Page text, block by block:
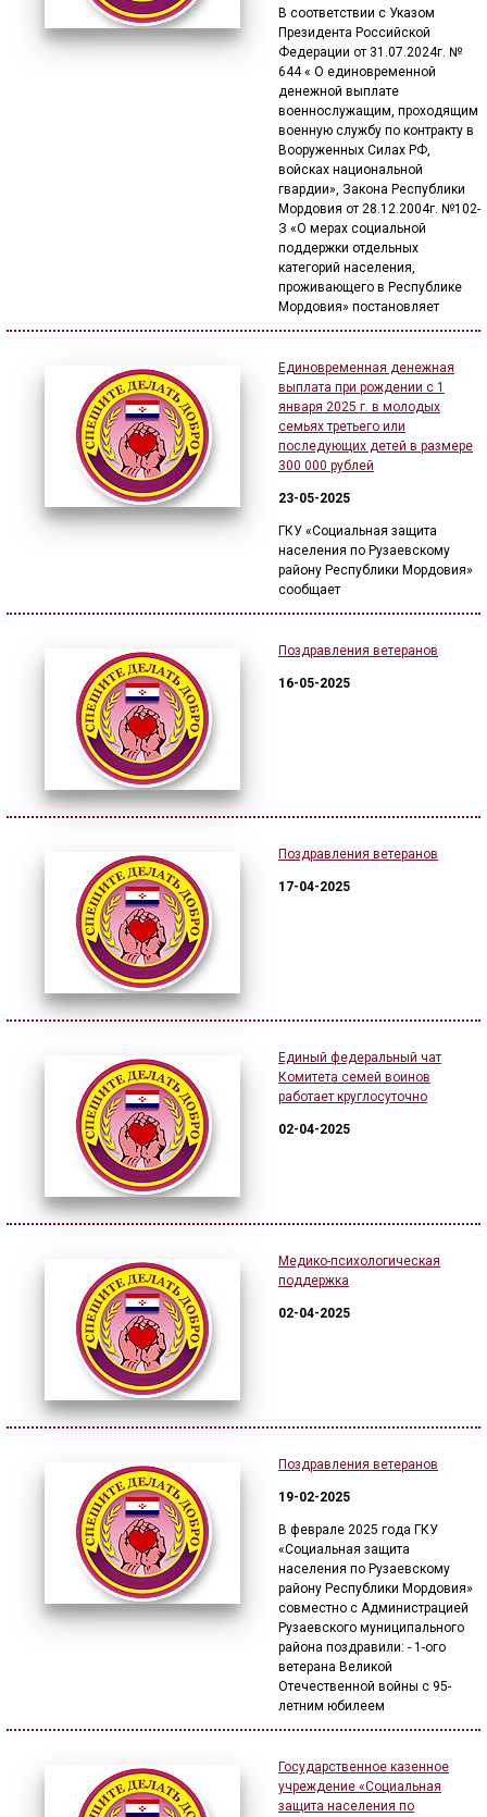
В соответствии с Указом
Президента Российской
Федерации от 31.07.2024г. №
644 « О единовременной
денежной выплате
военнослужащим, проходящим
военную службу по контракту в
Вооруженных Силах РФ,
войсках национальной
гвардии», Закона Республики
Мордовия от 28.12.2004г. №102-
З «О мерах социальной
поддержки отдельных
категорий населения,
проживающего в Республике
Мордовия» постановляет
Единовременная денежная
выплата при рождении с 1
января 2025 г. в молодых
семьях третьего или
последующих детей в размере
300 000 рублей
23-05-2025
ГКУ «Социальная защита
населения по Рузаевскому
району Республики Мордовия»
сообщает
Поздравления ветеранов
16-05-2025
Поздравления ветеранов
17-04-2025
Единый федеральный чат
Комитета семей воинов
работает круглосуточно
02-04-2025
Медико-психологическая
поддержка
02-04-2025
Поздравления ветеранов
19-02-2025
В феврале 2025 года ГКУ
«Социальная защита
населения по Рузаевскому
району Республики Мордовия»
совместно с Администрацией
Рузаевского муниципального
района поздравили: - 1-ого
ветерана Великой
Отечественной войны с 95-
летним юбилеем
Государственное казенное
учреждение «Социальная
защита населения по